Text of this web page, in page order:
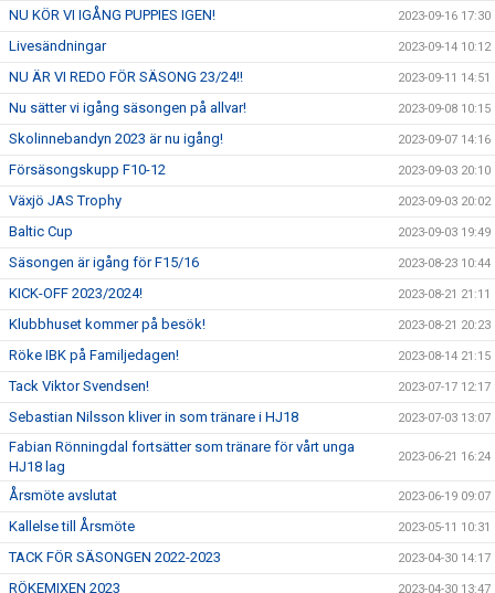
NU KÖR VI IGÅNG PUPPIES IGEN! 2023-09-16 17:30
Livesändningar 2023-09-14 10:12
NU ÄR VI REDO FÖR SÄSONG 23/24!! 2023-09-11 14:51
Nu sätter vi igång säsongen på allvar! 2023-09-08 10:15
Skolinnebandyn 2023 är nu igång! 2023-09-07 14:16
Försäsongskupp F10-12 2023-09-03 20:10
Växjö JAS Trophy 2023-09-03 20:02
Baltic Cup 2023-09-03 19:49
Säsongen är igång för F15/16 2023-08-23 10:44
KICK-OFF 2023/2024! 2023-08-21 21:11
Klubbhuset kommer på besök! 2023-08-21 20:23
Röke IBK på Familjedagen! 2023-08-14 21:15
Tack Viktor Svendsen! 2023-07-17 12:17
Sebastian Nilsson kliver in som tränare i HJ18 2023-07-03 13:07
Fabian Rönningdal fortsätter som tränare för vårt unga
HJ18 lag
2023-06-21 16:24
Årsmöte avslutat 2023-06-19 09:07
Kallelse till Årsmöte 2023-05-11 10:31
TACK FÖR SÄSONGEN 2022-2023 2023-04-30 14:17
RÖKEMIXEN 2023 2023-04-30 13:47